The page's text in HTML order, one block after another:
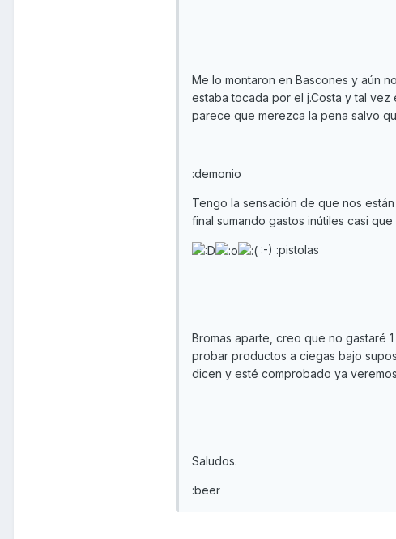
Me lo montaron en Bascones y aún
estaba tocada por el j.Costa y tal vez
parece que merezca la pena salvo
:demonio
Tengo la sensación de que nos
final sumando gastos inútiles casi que
:-) :pistolas
Bromas aparte, creo que no gastaré
probar productos a ciegas bajo
dicen y esté comprobado ya
Saludos.
:beer